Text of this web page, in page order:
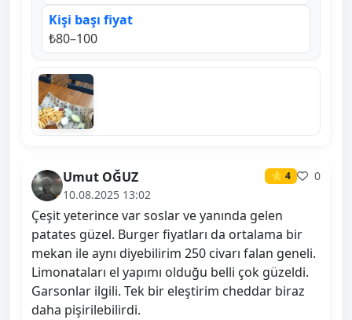
Kişi başı fiyat
₺80–100
Umut OĞUZ ⭐ 4
0
10.08.2025 13:02
Çeşit yeterince var soslar ve yanında gelen
patates güzel. Burger fiyatları da ortalama bir
mekan ile aynı diyebilirim 250 civarı falan geneli.
Limonataları el yapımı olduğu belli çok güzeldi.
Garsonlar ilgili. Tek bir eleştirim cheddar biraz
daha pişirilebilirdi.